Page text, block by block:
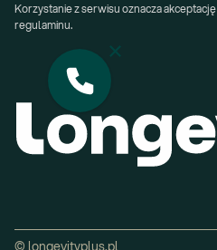
Korzystanie z serwisu oznacza akceptację
regulaminu.
© longevityplus.pl